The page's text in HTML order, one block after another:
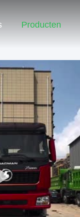
Producten